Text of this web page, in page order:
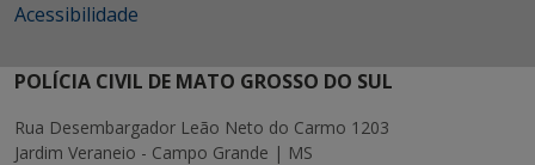
Acessibilidade
POLÍCIA CIVIL DE MATO GROSSO DO SUL
Rua Desembargador Leão Neto do Carmo 1203
Jardim Veraneio - Campo Grande | MS